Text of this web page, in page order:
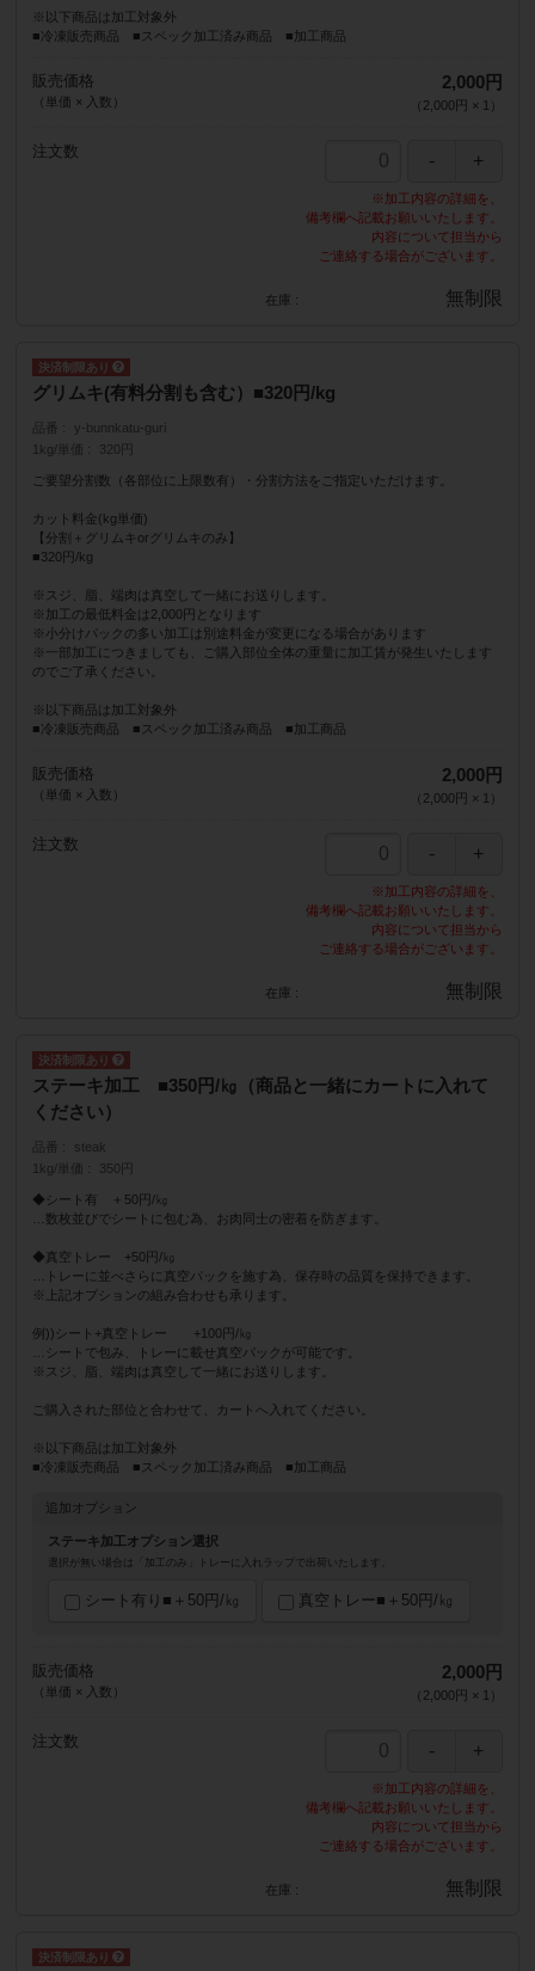
※以下商品は加工対象外
■冷凍販売商品 ■スペック加工済み商品 ■加工商品
販売価格
（単価 × 入数）
2,000円
（ 2,000円 × 1 ）
注文数
在庫
※加工内容の詳細を、
備考欄へ記載お願いいたします。
内容について担当から
ご連絡する場合がございます。
無制限
グリムキ(有料分割も含む）■320円/kg
品番
y-bunnkatu-guri
1kg/単価
320円
ご要望分割数（各部位に上限数有）・分割方法をご指定いただけます。
カット料金(kg単価)
【分割＋グリムキorグリムキのみ】
■320円/kg
※スジ、脂、端肉は真空して一緒にお送りします。
※加工の最低料金は2,000円となります
※小分けパックの多い加工は別途料金が変更になる場合があります
※一部加工につきましても、ご購入部位全体の重量に加工賃が発生いたします
のでご了承ください。
※以下商品は加工対象外
■冷凍販売商品 ■スペック加工済み商品 ■加工商品
販売価格
（単価 × 入数）
2,000円
（ 2,000円 × 1 ）
注文数
在庫
※加工内容の詳細を、
備考欄へ記載お願いいたします。
内容について担当から
ご連絡する場合がございます。
無制限
ステーキ加工 ■350円/㎏（商品と一緒にカートに入れて
ください）
品番
steak
1kg/単価
350円
◆シート有 ＋50円/㎏
…数枚並びでシートに包む為、お肉同士の密着を防ぎます。
◆真空トレー +50円/㎏
…トレーに並べさらに真空パックを施す為、保存時の品質を保持できます。
※上記オプションの組み合わせも承ります。
例))シート+真空トレー +100円/㎏
…シートで包み、トレーに載せ真空パックが可能です。
※スジ、脂、端肉は真空して一緒にお送りします。
ご購入された部位と合わせて、カートへ入れてください。
※以下商品は加工対象外
■冷凍販売商品 ■スペック加工済み商品 ■加工商品
追加オプション
ステーキ加工オプション選択
選択が無い場合は「加工のみ」トレーに入れラップで出荷いたします。
シート有り■＋50円/㎏ 真空トレー■＋50円/㎏
販売価格
（単価 × 入数）
2,000円
（ 2,000円 × 1 ）
注文数
在庫
※加工内容の詳細を、
備考欄へ記載お願いいたします。
内容について担当から
ご連絡する場合がございます。
無制限